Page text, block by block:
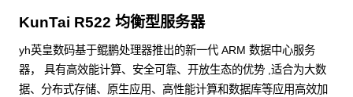
KunTai R522 均衡型服务器
yh英皇数码基于鲲鹏处理器推出的新一代 ARM 数据中心服务
器， 具有高效能计算、安全可靠、开放生态的优势 ,适合为大数
据、分布式存储、原生应用、高性能计算和数据库等应用高效加